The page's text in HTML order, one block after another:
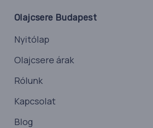
Olajcsere Budapest
Nyitólap
Olajcsere árak
Rólunk
Kapcsolat
Blog